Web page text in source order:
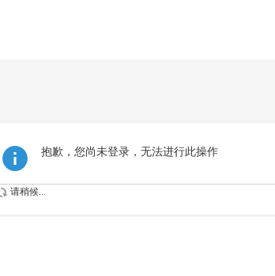
抱歉，您尚未登录，无法进行此操作
请稍候...